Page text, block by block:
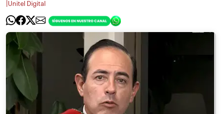
Unitel Digital